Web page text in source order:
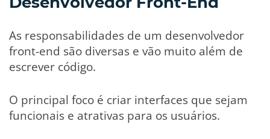
As responsabilidades de um desenvolvedor
front-end são diversas e vão muito além de
escrever código.
O principal foco é criar interfaces que sejam
funcionais e atrativas para os usuários.